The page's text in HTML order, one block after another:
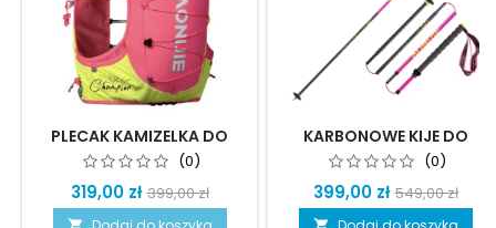
PLECAK KAMIZELKA DO
BIEGANIA AONIJIE - LEAP
SERIES
(0)
319,00 zł 399,00 zł
KARBONOWE KIJE DO
BIEGANIA (0)
399,00 zł 549,00 zł